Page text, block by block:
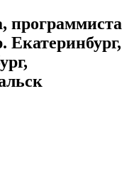
программиста
Екатеринбург,